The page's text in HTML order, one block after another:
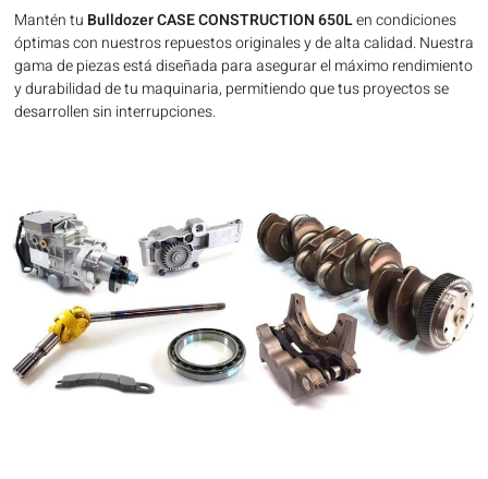
Mantén tu Bulldozer CASE CONSTRUCTION 650Len condiciones
óptimas con nuestros repuestos originales y de alta calidad. Nuestra
gama de piezas está diseñada para asegurar el máximo rendimiento
y durabilidad de tu maquinaria, permitiendo que tus proyectos se
desarrollen sin interrupciones.